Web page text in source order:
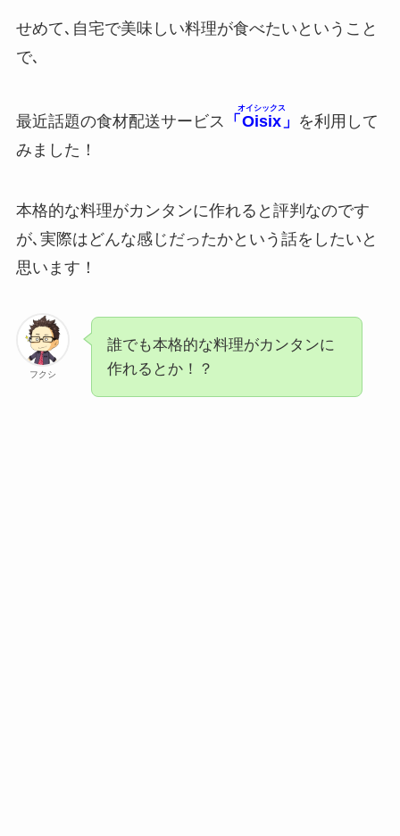
せめて､自宅で美味しい料理が食べたいということ
で､
最近話題の食材配送サービス 「 Oisix
オイシックス
」 を利用して
みました！
本格的な料理がカンタンに作れると評判なのです
が､実際はどんな感じだったかという話をしたいと
思います！
フクシ
誰でも本格的な料理がカンタンに
作れるとか！？